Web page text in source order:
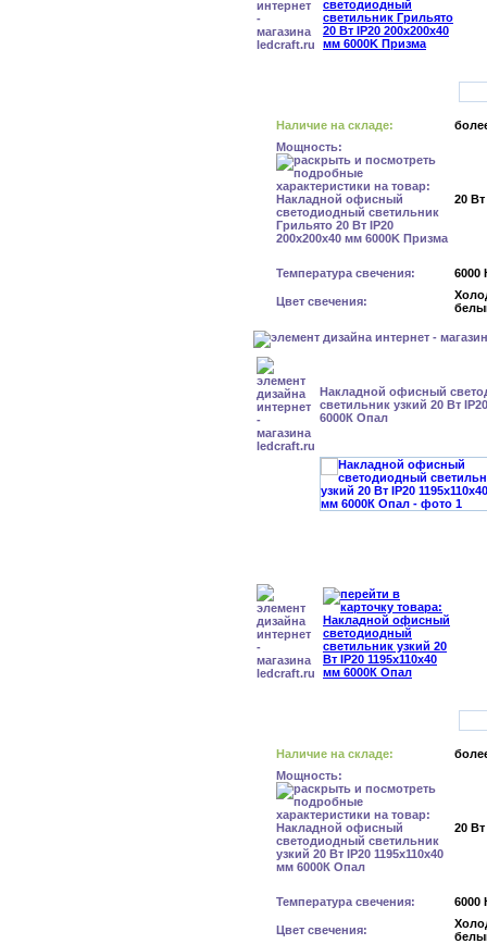
Наличие на складе:
Мощность:
20 Вт
Температура свечения: 6000
Цвет свечения:
Накладной офисный
светильник узкий 20 Вт
6000К Опал
Наличие на складе:
Мощность:
20 Вт
Температура свечения: 6000
Цвет свечения: